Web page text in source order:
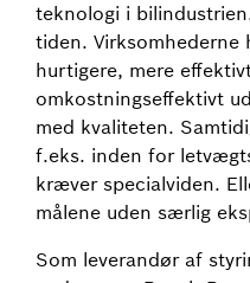
teknologi i
tiden.
hurtigere, mere
omkostningseffektivt
med kvaliteten.
f.eks. inden for
kræver specialviden.
målene uden særlig
Som leverandør af